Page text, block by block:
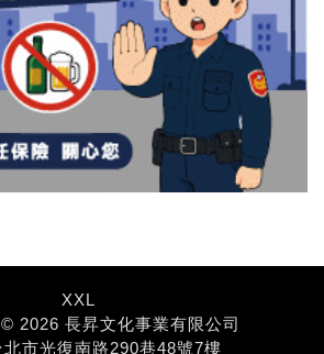
XXL
2026 長昇文化事業有限公司
市光復南路290巷48號7樓